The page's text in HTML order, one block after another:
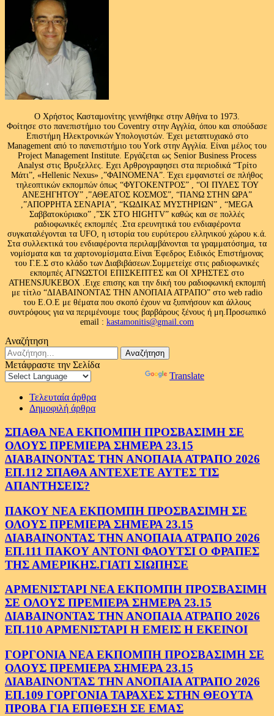
Ο Χρήστος Κασταμονίτης γεννήθηκε στην Αθήνα το 1973.
Φοίτησε στο πανεπιστήμιο του Coventry στην Αγγλία, όπου και σπούδασε
Επιστήμη Ηλεκτρονικών Υπολογιστών. Έχει μεταπτυχιακό στο
Management από το πανεπιστήμιο του Υork στην Αγγλία. Είναι μέλος του
Project Management Institute. Εργάζεται ως Senior Business Process
Analyst στις Βρυξελλες. Εχει Αρθρογραφησει στα περιοδικά “Τρίτο
Μάτι”, «Hellenic Nexus» ,”ΦΑΙΝΟΜΕΝΑ”. Έχει εμφανιστεί σε πλήθος
τηλεοπτικών εκπομπών όπως “ΦΥΓΟΚΕΝΤΡΟΣ” , “ΟΙ ΠΥΛΕΣ ΤΟΥ
ΑΝΕΞΗΓΗΤΟΥ” ,”ΑΘΕΑΤΟΣ ΚΟΣΜΟΣ”, “ΠΑΝΩ ΣΤΗΝ ΩΡΑ”
,”ΑΠΟΡΡΗΤΑ ΣΕΝΑΡΙΑ”, “ΚΩΔΙΚΑΣ ΜΥΣΤΗΡΙΩΝ” , “MEGA
Σαββατοκύριακο” ,”ΣΚ ΣΤΟ HIGHTV” καθώς και σε πολλές
ραδιοφωνικές εκπομπές .Στα ερευνητικά του ενδιαφέροντα
συγκαταλέγονται τα UFO, η ιστορία του ευρύτερου ελληνικού χώρου κ.ά.
Στα συλλεκτικά του ενδιαφέροντα περιλαμβάνονται τα γραμματόσημα, τα
νομίσματα και τα χαρτονομίσματα.Είναι Έφεδρος Ειδικός Επιστήμονας
του Γ.Ε.Σ στο κλάδο των Διαβιβάσεων.Συμμετείχε στις ραδιοφωνικές
εκπομπές ΑΓΝΩΣΤΟΙ ΕΠΙΣΚΕΠΤΕΣ και ΟΙ ΧΡΗΣΤΕΣ στο
ATHENSJUKEBOX .Ειχε επισης και την δική του ραδιοφωνική εκπομπή
με τίτλο “ΔΙΑΒΑΙΝΟΝΤΑΣ ΤΗΝ ΑΝΟΠΑΙΑ ΑΤΡΑΠΟ” στο web radio
του Ε.Ο.Ε με θέματα που σκοπό έχουν να ξυπνήσουν και άλλους
συντρόφους για να περιμένουμε τους βαρβάρους ξένους ή μη.Προσωπικό
email : kastamonitis@gmail.com
Αναζήτηση
Αναζήτηση
για:
Μετάφραστε την Σελίδα
Translate
Τελευταία άρθρα
Δημοφιλή άρθρα
ΣΠΑΘΑ ΝΕΑ ΕΚΠΟΜΠΗ ΠΡΟΣΒΑΣΙΜΗ ΣΕ
ΟΛΟΥΣ ΠΡΕΜΙΕΡΑ ΣΗΜΕΡΑ 23.15
ΔΙΑΒΑΙΝΟΝΤΑΣ ΤΗΝ ΑΝΟΠΑΙΑ ΑΤΡΑΠΟ 2026
ΕΠ.112 ΣΠΑΘΑ ΑΝΤΕΧΕΤΕ ΑΥΤΕΣ ΤΙΣ
ΑΠΑΝΤΗΣΕΙΣ?
ΠΑΚΟΥ ΝΕΑ ΕΚΠΟΜΠΗ ΠΡΟΣΒΑΣΙΜΗ ΣΕ
ΟΛΟΥΣ ΠΡΕΜΙΕΡΑ ΣΗΜΕΡΑ 23.15
ΔΙΑΒΑΙΝΟΝΤΑΣ ΤΗΝ ΑΝΟΠΑΙΑ ΑΤΡΑΠΟ 2026
ΕΠ.111 ΠΑΚΟΥ ΑΝΤΟΝΙ ΦΑΟΥΤΣΙ Ο ΦΡΑΠΕΣ
ΤΗΣ ΑΜΕΡΙΚΗΣ.ΓΙΑΤΙ ΣΙΩΠΗΣΕ
ΑΡΜΕΝΙΣΤΑΡΙ ΝΕΑ ΕΚΠΟΜΠΗ ΠΡΟΣΒΑΣΙΜΗ
ΣΕ ΟΛΟΥΣ ΠΡΕΜΙΕΡΑ ΣΗΜΕΡΑ 23.15
ΔΙΑΒΑΙΝΟΝΤΑΣ ΤΗΝ ΑΝΟΠΑΙΑ ΑΤΡΑΠΟ 2026
ΕΠ.110 ΑΡΜΕΝΙΣΤΑΡΙ Η ΕΜΕΙΣ Η ΕΚΕΙΝΟΙ
ΓΟΡΓΟΝΙΑ ΝΕΑ ΕΚΠΟΜΠΗ ΠΡΟΣΒΑΣΙΜΗ ΣΕ
ΟΛΟΥΣ ΠΡΕΜΙΕΡΑ ΣΗΜΕΡΑ 23.15
ΔΙΑΒΑΙΝΟΝΤΑΣ ΤΗΝ ΑΝΟΠΑΙΑ ΑΤΡΑΠΟ 2026
ΕΠ.109 ΓΟΡΓΟΝΙΑ ΤΑΡΑΧΕΣ ΣΤΗΝ ΘΕΟΥΤΑ
ΠΡΟΒΑ ΓΙΑ ΕΠΙΘΕΣΗ ΣΕ ΕΜΑΣ